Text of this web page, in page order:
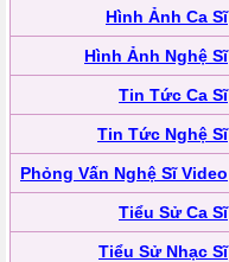
Hình Ảnh Ca Sĩ
Hình Ảnh Nghệ Sĩ
Tin Tức Ca Sĩ
Tin Tức Nghệ Sĩ
Phỏng Vấn Nghệ Sĩ Video
Tiểu Sử Ca Sĩ
Tiểu Sử Nhạc Sĩ